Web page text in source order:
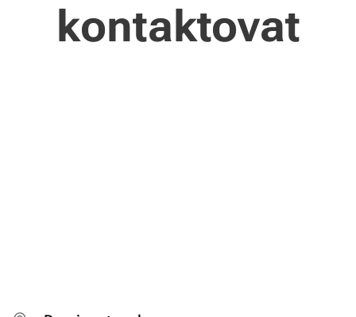
kontaktovat